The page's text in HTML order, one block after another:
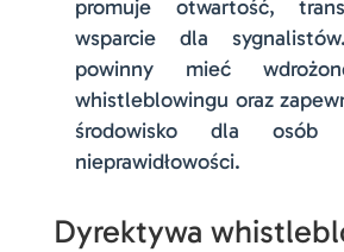
promuje otwartość,
wsparcie dla
powinny mieć
whistleblowingu oraz
środowisko dla osób
nieprawidłowości.
Dyrektywa